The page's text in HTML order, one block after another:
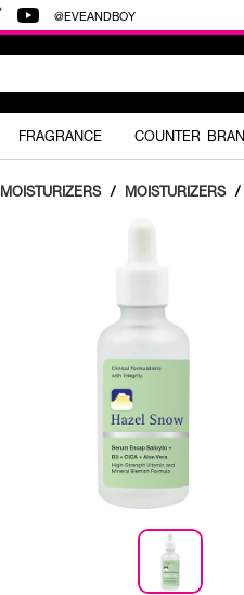
@EVEANDBOY
FRAGRANCE COUNTER
MOISTURIZERS / MOISTURIZERS /